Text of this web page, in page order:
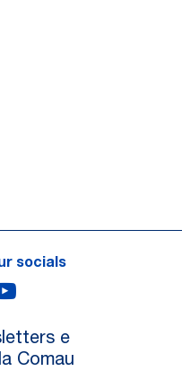
socials
e
Comau